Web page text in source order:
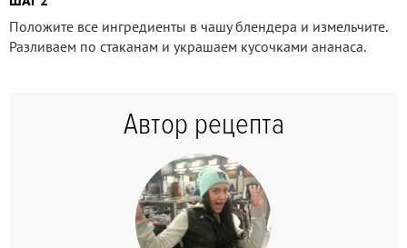
Положите все ингредиенты в чашу блендера и измельчите.
Разливаем по стаканам и украшаем кусочками ананаса.
Автор рецепта